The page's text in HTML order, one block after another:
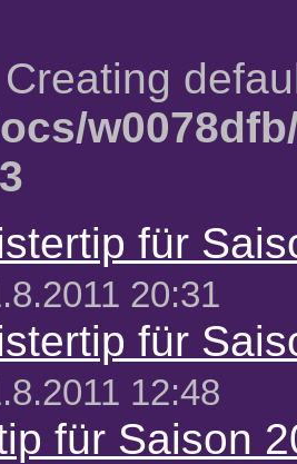
für
20:31
für
12:48
für Saison